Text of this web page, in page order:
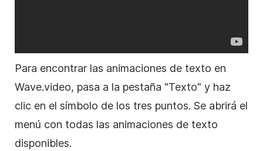
Para encontrar las animaciones de texto en
Wave.video, pasa a la pestaña "Texto" y haz
clic en el símbolo de los tres puntos. Se abrirá el
menú con todas las animaciones de texto
disponibles.